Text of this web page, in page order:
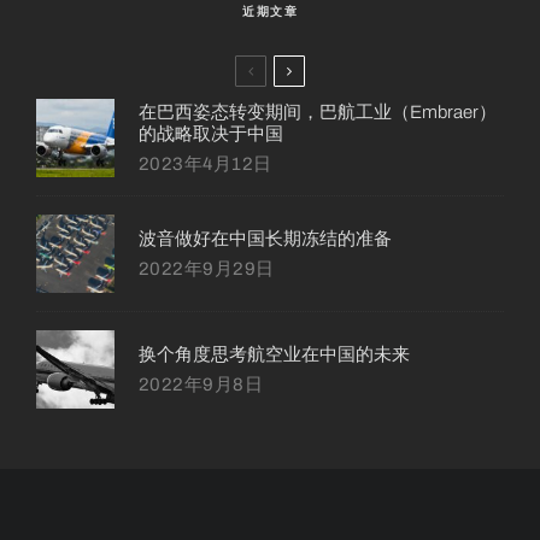
近期文章
在巴西姿态转变期间，巴航工业（Embraer）
的战略取决于中国
2023年4月12日
波音做好在中国长期冻结的准备
2022年9月29日
换个角度思考航空业在中国的未来
2022年9月8日